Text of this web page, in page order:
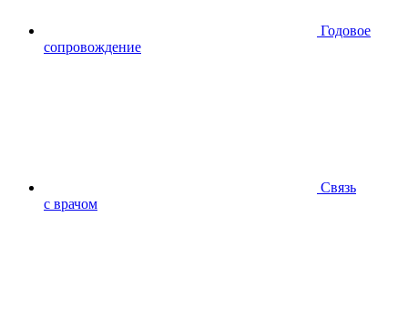
Годовое
сопровождение
Связь
с врачом